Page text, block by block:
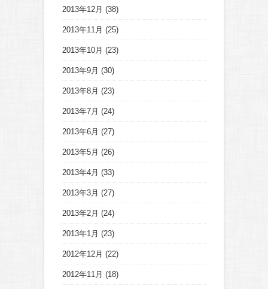
2013年12月 (38)
2013年11月 (25)
2013年10月 (23)
2013年9月 (30)
2013年8月 (23)
2013年7月 (24)
2013年6月 (27)
2013年5月 (26)
2013年4月 (33)
2013年3月 (27)
2013年2月 (24)
2013年1月 (23)
2012年12月 (22)
2012年11月 (18)